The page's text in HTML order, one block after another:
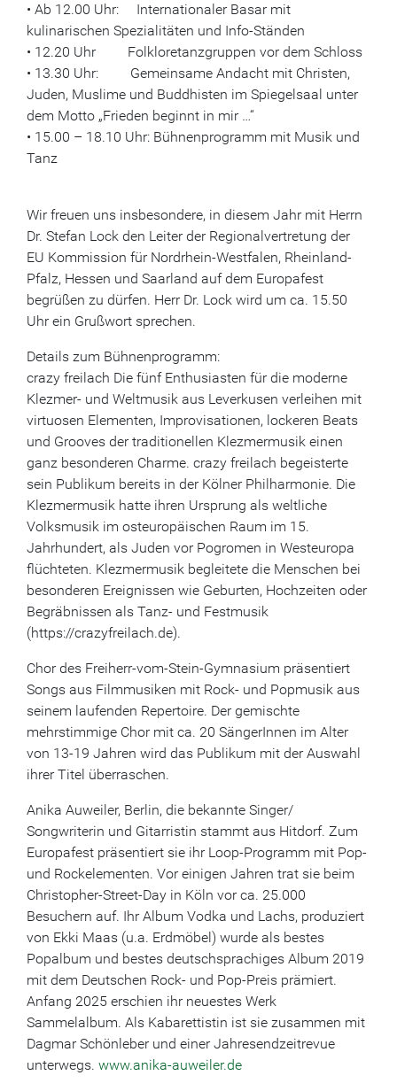
• Ab 12.00 Uhr: Internationaler Basar mit
kulinarischen Spezialitäten und Info-Ständen
• 12.20 Uhr Folkloretanzgruppen vor dem Schloss
• 13.30 Uhr: Gemeinsame Andacht mit Christen,
Juden, Muslime und Buddhisten im Spiegelsaal unter
dem Motto „Frieden beginnt in mir …“
• 15.00 – 18.10 Uhr: Bühnenprogramm mit Musik und
Tanz
Wir freuen uns insbesondere, in diesem Jahr mit Herrn
Dr. Stefan Lock den Leiter der Regionalvertretung der
EU Kommission für Nordrhein-Westfalen, Rheinland-
Pfalz, Hessen und Saarland auf dem Europafest
begrüßen zu dürfen. Herr Dr. Lock wird um ca. 15.50
Uhr ein Grußwort sprechen.
Details zum Bühnenprogramm:
crazy freilach Die fünf Enthusiasten für die moderne
Klezmer- und Weltmusik aus Leverkusen verleihen mit
virtuosen Elementen, Improvisationen, lockeren Beats
und Grooves der traditionellen Klezmermusik einen
ganz besonderen Charme. crazy freilach begeisterte
sein Publikum bereits in der Kölner Philharmonie. Die
Klezmermusik hatte ihren Ursprung als weltliche
Volksmusik im osteuropäischen Raum im 15.
Jahrhundert, als Juden vor Pogromen in Westeuropa
flüchteten. Klezmermusik begleitete die Menschen bei
besonderen Ereignissen wie Geburten, Hochzeiten oder
Begräbnissen als Tanz- und Festmusik
(https://crazyfreilach.de).
Chor des Freiherr-vom-Stein-Gymnasium präsentiert
Songs aus Filmmusiken mit Rock- und Popmusik aus
seinem laufenden Repertoire. Der gemischte
mehrstimmige Chor mit ca. 20 SängerInnen im Alter
von 13-19 Jahren wird das Publikum mit der Auswahl
ihrer Titel überraschen.
Anika Auweiler, Berlin, die bekannte Singer/
Songwriterin und Gitarristin stammt aus Hitdorf. Zum
Europafest präsentiert sie ihr Loop-Programm mit Pop-
und Rockelementen. Vor einigen Jahren trat sie beim
Christopher-Street-Day in Köln vor ca. 25.000
Besuchern auf. Ihr Album Vodka und Lachs, produziert
von Ekki Maas (u.a. Erdmöbel) wurde als bestes
Popalbum und bestes deutschsprachiges Album 2019
mit dem Deutschen Rock- und Pop-Preis prämiert.
Anfang 2025 erschien ihr neuestes Werk
Sammelalbum. Als Kabarettistin ist sie zusammen mit
Dagmar Schönleber und einer Jahresendzeitrevue
unterwegs. www.anika-auweiler.de